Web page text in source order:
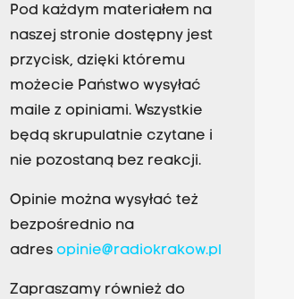
Pod każdym materiałem na
naszej stronie dostępny jest
przycisk, dzięki któremu
możecie Państwo wysyłać
maile z opiniami. Wszystkie
będą skrupulatnie czytane i
nie pozostaną bez reakcji.
Opinie można wysyłać też
bezpośrednio na
adres opinie@radiokrakow.pl
Zapraszamy również do